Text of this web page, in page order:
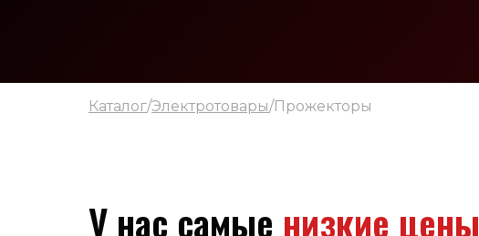
Каталог/Электротовары/Прожекторы
У нас самые низкие цены